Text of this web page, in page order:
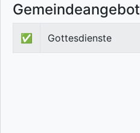
Gemeindeangebot
✅ Gottesdienste